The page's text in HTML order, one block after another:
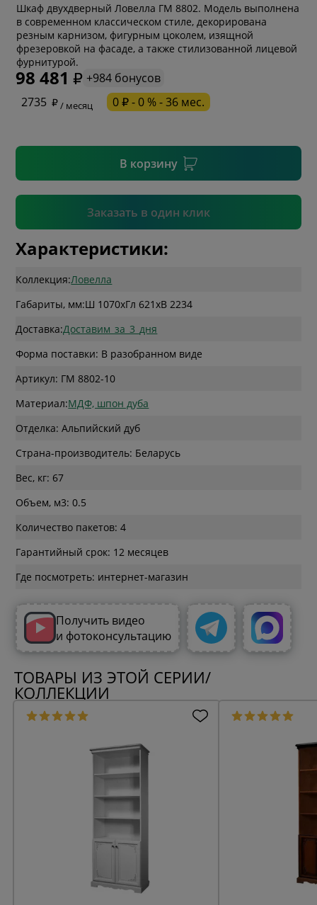
Шкаф двухдверный Ловелла ГМ 8802. Модель выполнена
в современном классическом стиле, декорирована
резным карнизом, фигурным цоколем, изящной
фрезеровкой на фасаде, а также стилизованной лицевой
фурнитурой.
98 481
+984 бонусов
2735
/ месяц 0 ₽ - 0 % - 36 мес.
В корзину
Заказать в один клик
* обязательное поле
* необязательное поле
Подтвердить
Характеристики:
Коллекция:Ловелла
Габариты, мм:Ш 1070xГл 621xВ 2234
Доставка:Доставим_за_3_дня
Форма поставки: В разобранном виде
Артикул: ГМ 8802-10
Материал:МДФ, шпон дуба
Отделка: Альпийский дуб
Страна-производитель: Беларусь
Вес, кг: 67
Объем, м3: 0.5
Количество пакетов: 4
Гарантийный срок: 12 месяцев
Где посмотреть: интернет-магазин
Получить видео
и фотоконсультацию
ТОВАРЫ ИЗ ЭТОЙ СЕРИИ/
КОЛЛЕКЦИИ